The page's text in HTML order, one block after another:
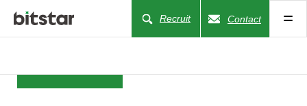
Recruit Contact